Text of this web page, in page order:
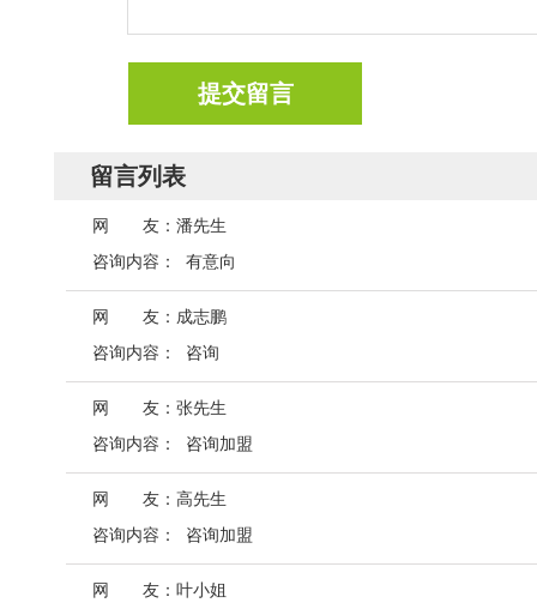
提交留言
留言列表
网 友：潘先生
咨询内容：
有意向
网 友：成志鹏
咨询内容：
咨询
网 友：张先生
咨询内容：
咨询加盟
网 友：高先生
咨询内容：
咨询加盟
网 友：叶小姐